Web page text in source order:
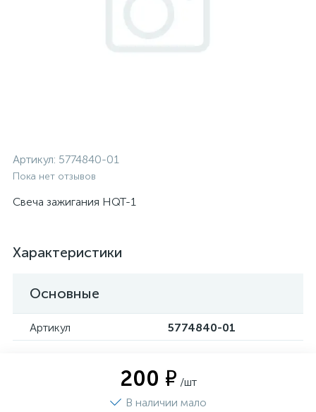
Артикул: 5774840-01
Пока нет отзывов
Свеча зажигания HQT-1
Характеристики
Основные
Артикул 5774840-01
200 ₽ /шт
В наличии мало